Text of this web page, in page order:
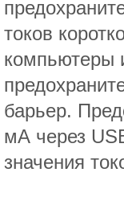
токов
компьютеры
барьер.
мА через
значения